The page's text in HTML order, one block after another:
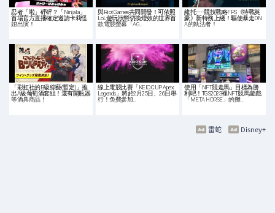
忍者「啦」砰砰？「Ninjala」
首場官方直播確定邀請卡莉怪
妞出演！
與Riot Games共同開發！可依照
LoL遊玩狀態切換燈效的世界首
款電競螢幕「AG…
維托——競技戰略FPS《特戰英
豪》新特務上綫！驅使暴走DN
A的執法者！
「彩虹社的B級綜藝(暫定)」推
出A級葡萄酒套組！還有開瓶器
等酒具商品！
線上電競比賽「KEIO CUP Apex
Legends」將於2月25日、26日舉
行！免費參加…
使用「NFT競走馬」目標為勝
利吧！TGS2023裡NFT競馬遊戲
「META HORSE」的攤…
Disney+
雷蛇